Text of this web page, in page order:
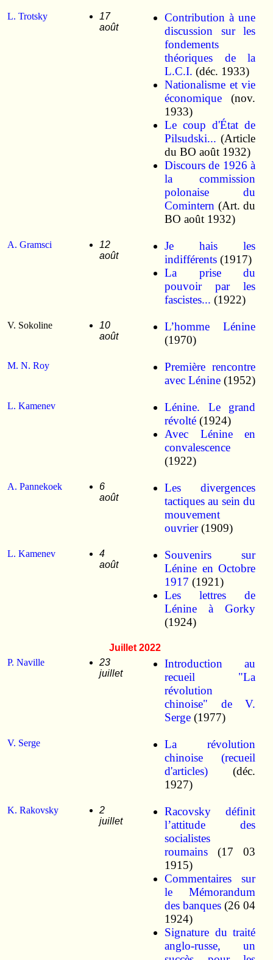
L. Trotsky
17
août
Contribution à une
discussion sur les
fondements
théoriques de la
L.C.I. (déc. 1933)
Nationalisme et vie
économique(nov.
1933)
Le coup d'État de
Pilsudski... (Article
du BO août 1932)
Discours de 1926 à
la commission
polonaise du
Comintern (Art. du
BO août 1932)
A. Gramsci
12
août
Je hais les
indifférents(1917)
La prise du
pouvoir par les
fascistes... (1922)
V. Sokoline
10
août
L’homme Lénine
(1970)
M. N. Roy
Première rencontre
avec Lénine(1952)
L. Kamenev
Lénine. Le grand
révolté(1924)
Avec Lénine en
convalescence
(1922)
A. Pannekoek
6
août
Les divergences
tactiques au sein du
mouvement
ouvrier(1909)
L. Kamenev
4
août
Souvenirs sur
Lénine en Octobre
1917 (1921)
Les lettres de
Lénine à Gorky
(1924)
Juillet 2022
P. Naville
23
juillet
Introduction au
recueil "La
révolution
chinoise" de V.
Serge(1977)
V. Serge
La révolution
chinoise (recueil
d'articles)(déc.
1927)
K. Rakovsky
2
juillet
Racovsky définit
l’attitude des
socialistes
roumains(17 03
1915)
Commentaires sur
le Mémorandum
des banques(26 04
1924)
Signature du traité
anglo-russe, un